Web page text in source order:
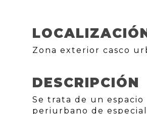
Zona exterior casco
DESCRIPCIÓN
Se trata de un espacio
periurbano de especial